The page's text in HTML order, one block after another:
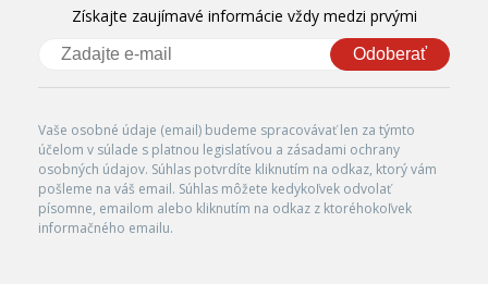
Získajte zaujímavé informácie vždy medzi prvými
Odoberať
Vaše osobné údaje (email) budeme spracovávať len za týmto
účelom v súlade s platnou legislatívou a zásadami ochrany
osobných údajov. Súhlas potvrdíte kliknutím na odkaz, ktorý vám
pošleme na váš email. Súhlas môžete kedykoľvek odvolať
písomne, emailom alebo kliknutím na odkaz z ktoréhokoľvek
informačného emailu.